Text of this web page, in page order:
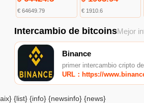
€ 64649.79 € 1910.6
Intercambio de bitcoinsMejor
Binance
primer intercambio cripto
URL：https://
{list} {info} {newsinfo} {news}